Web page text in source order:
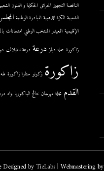
الناقصة التجهيز الحرائق الحكاية و الفنون
الشعبية الكرة الذهبية المبادرة الوطنية
الإقليمية المعيدر المنتخب الوطني امتحانات
زاكورة حملة دباز درعة درعة تافيلالت
زاكورة زكونو ستارا زاكورة
القدم مجلة مهرجان نتائج الباكلوريا واد
byTieLabs| Webmastering by